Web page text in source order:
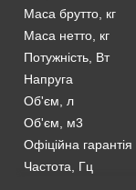
Маса брутто, кг
Маса нетто, кг
Потужність, Вт
Напруга
Об'єм, л
Об'єм, м3
Офіційна гарантія
Частота, Гц